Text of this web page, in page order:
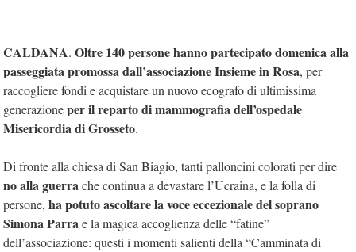
CALDANA. Oltre 140 persone hanno partecipato domenica alla
passeggiata promossa dall’associazione Insieme in Rosa, per
raccogliere fondi e acquistare un nuovo ecografo di ultimissima
generazioneper il reparto di mammografia dell’ospedale
Misericordia di Grosseto.
Di fronte alla chiesa di San Biagio, tanti palloncini colorati per dire
no alla guerrache continua a devastare l’Ucraina, e la folla di
persone, ha potuto ascoltare la voce eccezionale delsoprano
Simona Parrae la magica accoglienza delle “fatine”
dell’associazione: questi i momenti salienti della “Camminata di